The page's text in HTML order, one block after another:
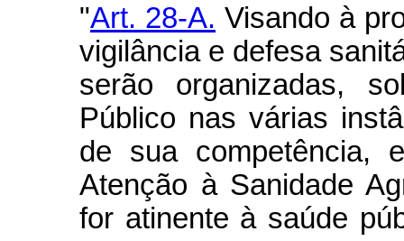
"Art. 28-A. Visando à
vigilância e defesa
serão organizadas,
Público nas várias
de sua competência,
Atenção à Sanidade
for atinente à saúde